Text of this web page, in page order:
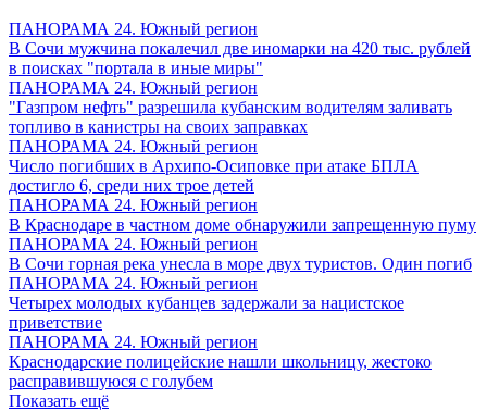
ПАНОРАМА 24. Южный регион
В Сочи мужчина покалечил две иномарки на 420 тыс. рублей
в поисках "портала в иные миры"
ПАНОРАМА 24. Южный регион
"Газпром нефть" разрешила кубанским водителям заливать
топливо в канистры на своих заправках
ПАНОРАМА 24. Южный регион
Число погибших в Архипо-Осиповке при атаке БПЛА
достигло 6, среди них трое детей
ПАНОРАМА 24. Южный регион
В Краснодаре в частном доме обнаружили запрещенную пуму
ПАНОРАМА 24. Южный регион
В Сочи горная река унесла в море двух туристов. Один погиб
ПАНОРАМА 24. Южный регион
Четырех молодых кубанцев задержали за нацистское
приветствие
ПАНОРАМА 24. Южный регион
Краснодарские полицейские нашли школьницу, жестоко
расправившуюся с голубем
Показать ещё